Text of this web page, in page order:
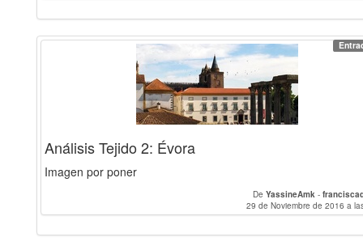
Análisis Tejido 2: Évora
Imagen por poner
De YassineAmk -
29 de Noviembre de 2016 a